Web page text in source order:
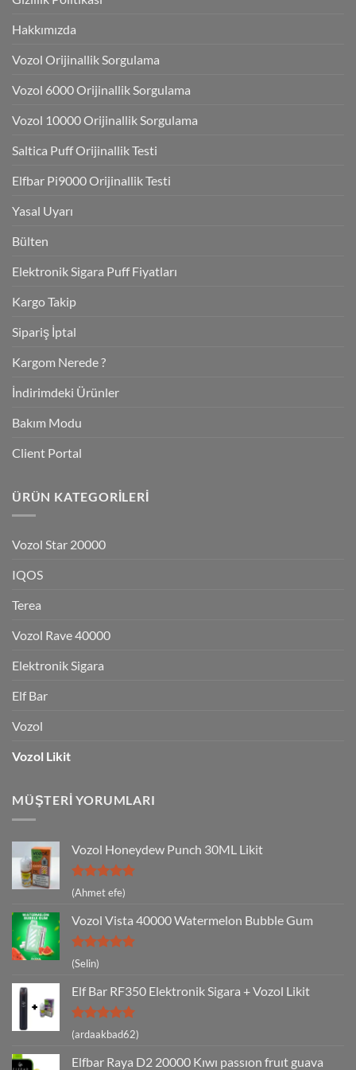
Hakkımızda
Vozol Orijinallik Sorgulama
Vozol 6000 Orijinallik Sorgulama
Vozol 10000 Orijinallik Sorgulama
Saltica Puff Orijinallik Testi
Elfbar Pi9000 Orijinallik Testi
Yasal Uyarı
Bülten
Elektronik Sigara Puff Fiyatları
Kargo Takip
Sipariş İptal
Kargom Nerede ?
İndirimdeki Ürünler
Bakım Modu
Client Portal
ÜRÜN KATEGORILERI
Vozol Star 20000
IQOS
Terea
Vozol Rave 40000
Elektronik Sigara
Elf Bar
Vozol
Vozol Likit
MÜŞTERI YORUMLARI
Vozol Honeydew Punch 30ML Likit
5 üzerinden
5
(Ahmet efe)
Vozol Vista 40000 Watermelon Bubble Gum
5 üzerinden
5
oy aldı
(Selin)
Elf Bar RF350 Elektronik Sigara + Vozol Likit
5 üzerinden
5
(ardaakbad62)
Elfbar Raya D2 20000 Kıwı passıon fruıt guava